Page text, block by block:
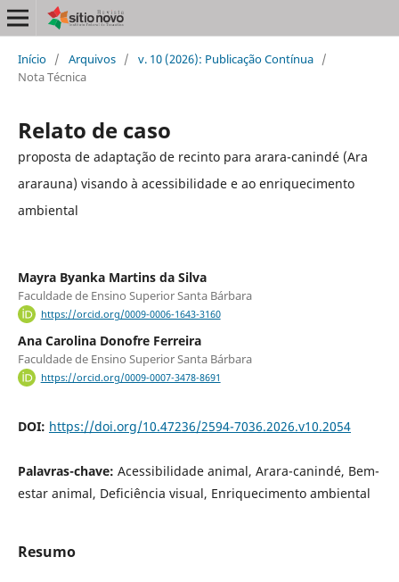
Início / Arquivos / v. 10 (2026): Publicação Contínua /
Nota Técnica
Relato de caso
proposta de adaptação de recinto para arara-canindé (Ara
ararauna) visando à acessibilidade e ao enriquecimento
ambiental
Mayra Byanka Martins da Silva
Faculdade de Ensino Superior Santa Bárbara
https://orcid.org/0009-0006-1643-3160
Ana Carolina Donofre Ferreira
Faculdade de Ensino Superior Santa Bárbara
https://orcid.org/0009-0007-3478-8691
DOI: https://doi.org/10.47236/2594-7036.2026.v10.2054
Palavras-chave: Acessibilidade animal, Arara-canindé, Bem-
estar animal, Deficiência visual, Enriquecimento ambiental
Resumo